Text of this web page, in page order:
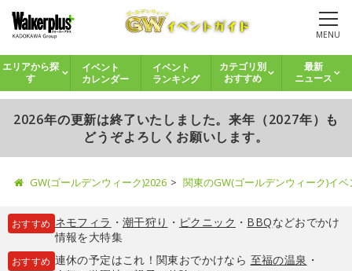
MENU
エリアから探
す
イベント
カレンダー
イベント
ランキング
カテゴリ別
おすすめ
最新
ニュース
2026年の更新は終了いたしました。来年（2027年）も
どうぞよろしくお願いします。
GW(ゴールデンウィーク)2026 関東のGW(ゴールデンウィーク)イ
おすすめ ネモフィラ ・ 潮干狩り ・ ピクニック ・ BBQなどおでかけ
情報を大特集
おすすめ 連休の予定はこれ！関東おでかけなら 至福の温泉 ・